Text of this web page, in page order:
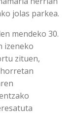
jolas parkea.
mendeko 30.
izeneko
zituen,